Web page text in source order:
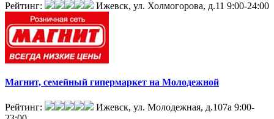
Рейтинг: Ижевск, ул. Холмогорова, д.11 9:00-24:00
Магнит, семейный гипермаркет на Молодежной
Рейтинг: Ижевск, ул. Молодежная, д.107а 9:00-